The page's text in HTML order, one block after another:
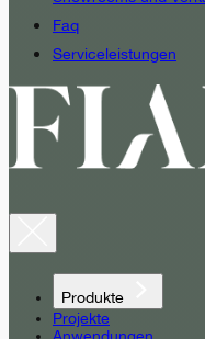
Faq
Serviceleistungen
Produkte
Projekte